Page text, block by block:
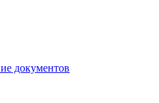
документов